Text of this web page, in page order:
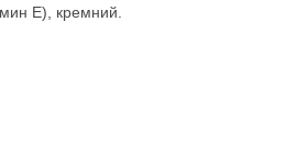
Е), кремний.